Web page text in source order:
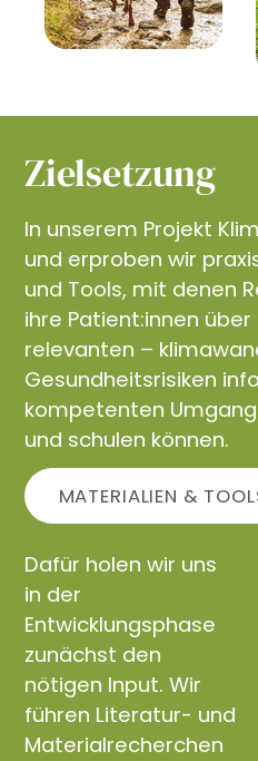
Zielsetzung
In unserem Projekt
und erproben wir
und Tools, mit denen
ihre Patient:innen
relevanten –
Gesundheitsrisiken
kompetenten
und schulen können.
MATERIALIEN &
Dafür holen wir uns
in der
Entwicklungsphase
zunächst den
nötigen Input. Wir
führen Literatur- und
Materialrecherchen